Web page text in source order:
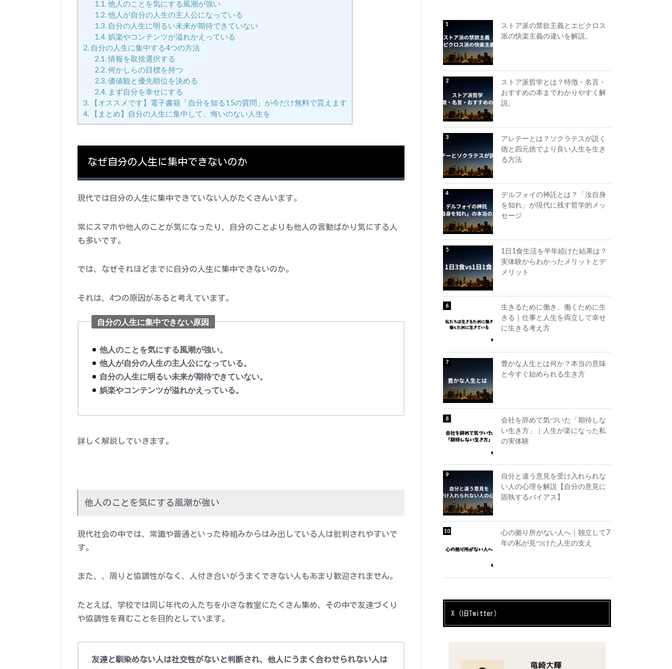
1.1.他人のことを気にする風潮が強い
1.2.他人が自分の人生の主人公になっている
1.3.自分の人生に明るい未来が期待できていない
1.4.娯楽やコンテンツが溢れかえっている
2. 自分の人生に集中する4つの方法
2.1.情報を取捨選択する
2.2.何かしらの目標を持つ
2.3.価値観と優先順位を決める
2.4.まず自分を幸せにする
3. 【オススメです】電子書籍「自分を知る15の質問」が今だけ無料で貰えます
4. 【まとめ】自分の人生に集中して、悔いのない人生を
なぜ自分の人生に集中できないのか
現代では自分の人生に集中できていない人がたくさんいます。
常にスマホや他人のことが気になったり、自分のことよりも他人の言動ばかり気にする人
も多いです。
では、なぜそれほどまでに自分の人生に集中できないのか。
それは、4つの原因があると考えています。
自分の人生に集中できない原因
他人のことを気にする風潮が強い。
他人が自分の人生の主人公になっている。
自分の人生に明るい未来が期待できていない。
娯楽やコンテンツが溢れかえっている。
詳しく解説していきます。
他人のことを気にする風潮が強い
現代社会の中では、常識や普通といった枠組みからはみ出している人は批判されやすいで
す。
また、、周りと協調性がなく、人付き合いがうまくできない人もあまり歓迎されません。
たとえば、学校では同じ年代の人たちを小さな教室にたくさん集め、その中で友達づくり
や協調性を育むことを目的としています。
友達と馴染めない人は社交性がないと判断され、他人にうまく合わせられない人は
ストア派の禁欲主義とエピクロス
派の快楽主義の違いを解説。
ストア派哲学とは？特徴・名言・
おすすめの本までわかりやすく解
説。
アレテーとは？ソクラテスが説く
徳と四元徳でより良い人生を生き
る方法
デルフォイの神託とは？「汝自身
を知れ」が現代に残す哲学的メッ
セージ
1日1食生活を半年続けた結果は？
実体験からわかったメリットとデ
メリット
生きるために働き、働くために生
きる｜仕事と人生を両立して幸せ
に生きる考え方
豊かな人生とは何か？本当の意味
と今すぐ始められる生き方
会社を辞めて気づいた「期待しな
い生き方」｜人生が楽になった私
の実体験
自分と違う意見を受け入れられな
い人の心理を解説【自分の意見に
固執するバイアス】
心の拠り所がない人へ｜独立して7
年の私が見つけた人生の支え
X（旧Twitter）